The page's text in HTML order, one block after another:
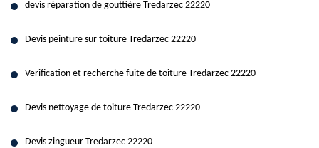
devis réparation de gouttière Tredarzec 22220
Devis peinture sur toiture Tredarzec 22220
Verification et recherche fuite de toiture Tredarzec 22220
Devis nettoyage de toiture Tredarzec 22220
Devis zingueur Tredarzec 22220